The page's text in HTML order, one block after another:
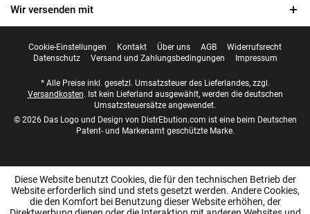
Wir versenden mit
Cookie-Einstellungen Kontakt Über uns AGB
Widerrufsrecht
Datenschutz
Versand und Zahlungsbedingungen Impressum
* Alle Preise inkl. gesetzl. Umsatzsteuer des Lieferlandes, zzgl.
Versandkosten. Ist kein Lieferland ausgewählt, werden die deutschen
Umsatzsteuersätze angewendet.
© 2026 Das Logo und Design von DistrEbution.com ist eine beim Deutschen
Patent- und Markenamt geschützte Marke.
Diese Website benutzt Cookies, die für den technischen Betrieb der
Website erforderlich sind und stets gesetzt werden. Andere Cookies,
die den Komfort bei Benutzung dieser Website erhöhen, der